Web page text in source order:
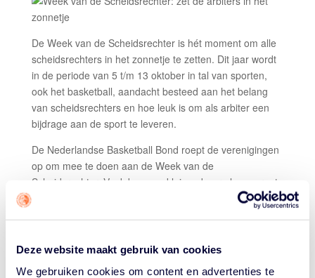
Deze website maakt gebruik van cookies
We gebruiken cookies om content en advertenties te
De Week van de Scheidsrechter is hét moment om alle
scheidsrechters in het zonnetje te zetten. Dit jaar wordt
in de periode van 5 t/m 13 oktober in tal van sporten,
ook het basketball, aandacht besteed aan het belang
van scheidsrechters en hoe leuk is om als arbiter een
bijdrage aan de sport te leveren.
De Nederlandse Basketball Bond roept de verenigingen
op om mee te doen aan de Week van de
Scheidsrechter. Vaak kan een klein gebaar al een groot
effect hebben. Dat kan in de vorm van een presentje
voor de scheidsrechters tijdens het voorstellen van